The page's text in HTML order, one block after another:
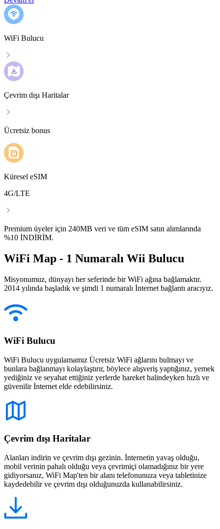
WiFi Bulucu
Çevrim dışı Haritalar
Ücretsiz bonus
Küresel eSIM
4G/LTE
Premium üyeler için 240MB veri ve tüm eSIM satın alımlarında
%10 İNDİRİM.
WiFi Map - 1 Numaralı Wii Bulucu
Misyonumuz, dünyayı her seferinde bir WiFi ağına bağlamaktır.
2014 yılında başladık ve şimdi 1 numaralı İnternet bağlantı aracıyız.
WiFi Bulucu
WiFi Bulucu uygulamamız Ücretsiz WiFi ağlarını bulmayı ve
bunlara bağlanmayı kolaylaştırır, böylece alışveriş yaptığınız, yemek
yediğiniz ve seyahat ettiğiniz yerlerde hareket halindeyken hızlı ve
güvenilir İnternet elde edebilirsiniz.
Çevrim dışı Haritalar
Alanları indirin ve çevrim dışı gezinin. İnternetin yavaş olduğu,
mobil verinin pahalı olduğu veya çevrimiçi olamadığınız bir yere
gidiyorsanız, WiFi Map'ten bir alanı telefonunuza veya tabletinize
kaydedebilir ve çevrim dışı olduğunuzda kullanabilirsiniz.